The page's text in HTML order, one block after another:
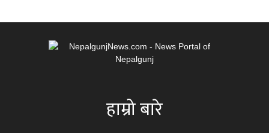
हाम्रो बारे